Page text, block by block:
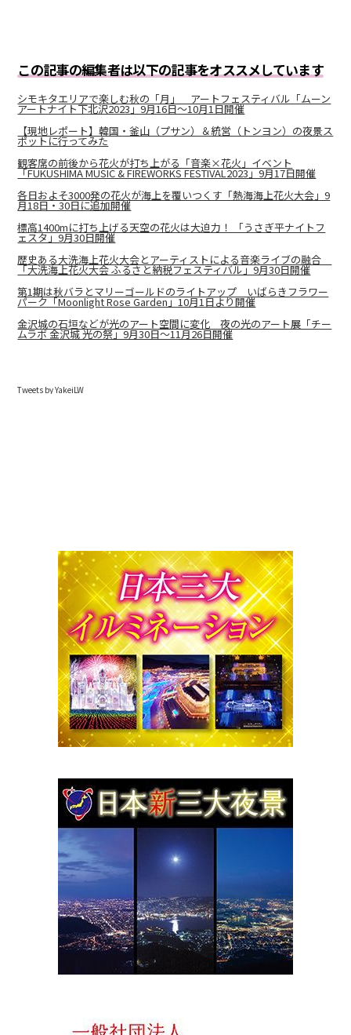
この記事の編集者は以下の記事をオススメしています
シモキタエリアで楽しむ秋の「月」 アートフェスティバル「ムーン
アートナイト下北沢2023」9月16日～10月1日開催
【現地レポート】韓国・釜山（プサン）＆統営（トンヨン）の夜景ス
ポットに行ってみた
観客席の前後から花火が打ち上がる「音楽×花火」イベント
「FUKUSHIMA MUSIC & FIREWORKS FESTIVAL2023」9月17日開催
各日およそ3000発の花火が海上を覆いつくす「熱海海上花火大会」9
月18日・30日に追加開催
標高1400mに打ち上げる天空の花火は大迫力！ 「うさぎ平ナイトフ
ェスタ」9月30日開催
歴史ある大洗海上花火大会とアーティストによる音楽ライブの融合
「大洗海上花火大会 ふるさと納税フェスティバル」9月30日開催
第1期は秋バラとマリーゴールドのライトアップ いばらきフラワー
パーク「Moonlight Rose Garden」10月1日より開催
金沢城の石垣などが光のアート空間に変化 夜の光のアート展「チー
ムラボ 金沢城 光の祭」9月30日～11月26日開催
Tweets by YakeiLW